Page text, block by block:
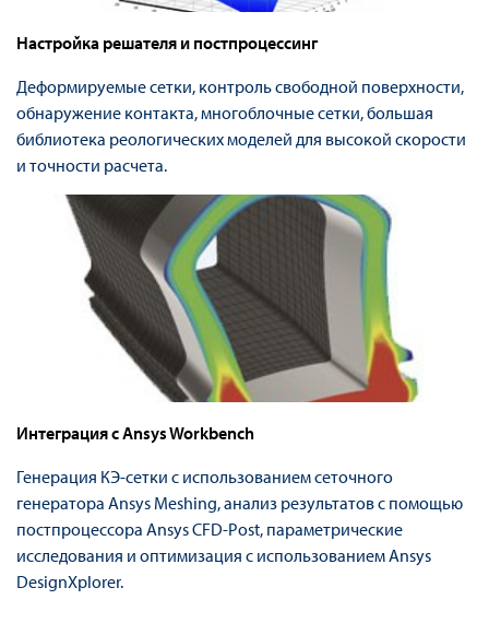
Настройка решателя и постпроцессинг
Деформируемые сетки, контроль свободной поверхности,
обнаружение контакта, многоблочные сетки, большая
библиотека реологических моделей для высокой скорости
и точности расчета.
Интеграция с Ansys Workbench
Генерация КЭ-сетки с использованием сеточного
генератора Ansys Meshing, анализ результатов с помощью
постпроцессора Ansys CFD-Post, параметрические
исследования и оптимизация с использованием Ansys
DesignXplorer.